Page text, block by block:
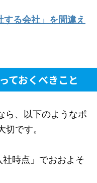
する会社」を間違え
ておくべきこと
ら、以下のようなポ
です。
時点」でおおよそ